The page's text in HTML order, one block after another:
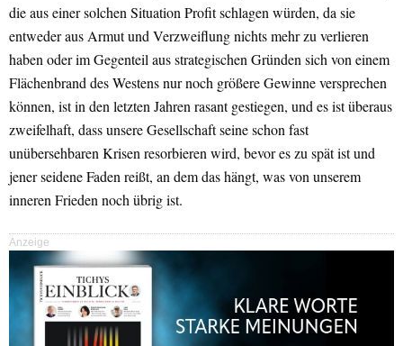
die aus einer solchen Situation Profit schlagen würden, da sie
entweder aus Armut und Verzweiflung nichts mehr zu verlieren
haben oder im Gegenteil aus strategischen Gründen sich von einem
Flächenbrand des Westens nur noch größere Gewinne versprechen
können, ist in den letzten Jahren rasant gestiegen, und es ist überaus
zweifelhaft, dass unsere Gesellschaft seine schon fast
unübersehbaren Krisen resorbieren wird, bevor es zu spät ist und
jener seidene Faden reißt, an dem das hängt, was von unserem
inneren Frieden noch übrig ist.
Anzeige